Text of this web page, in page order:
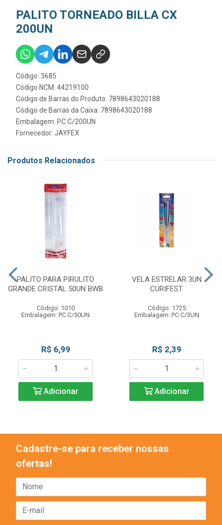
PALITO TORNEADO BILLA CX
200UN
Código: 3685
Código NCM: 44219100
Código de Barras do Produto: 7898643020188
Código de Barras da Caixa: 7898643020188
Embalagem: PC C/200UN
Fornecedor: JAYFEX
Produtos Relacionados
PALITO PARA PIRULITO
GRANDE CRISTAL 50UN BWB
Código: 1010
Embalagem: PC C/50UN
R$ 6,99
Adicionar
VELA ESTRELAR 3UN
CURIFEST
Código: 1725
Embalagem: PC C/3UN
R$ 2,39
Adicionar
Cadastre-se para receber nossas
ofertas!